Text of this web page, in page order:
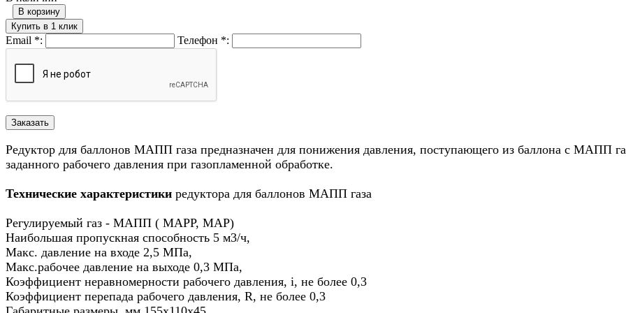
В корзину
Купить в 1 клик
Email *: Телефон *:
Редуктор для баллонов МАПП газа предназначен для понижения давления, поступающего из баллона с МАПП
заданного рабочего давления при газопламенной обработке.
Технические характеристики редуктора для баллонов МАПП газа
Регулируемый газ - МАПП ( MAPP, MAP)
Наибольшая пропускная способность 5 м3/ч,
Макс. давление на входе 2,5 МПа,
Макс.рабочее давление на выходе 0,3 МПа,
Коэффициент неравномерности рабочего давления, i, не более 0,3
Коэффициент перепада рабочего давления, R, не более 0,3